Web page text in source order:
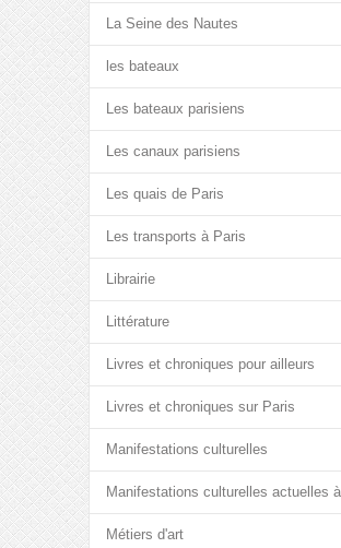
La Seine des Nautes
les bateaux
Les bateaux parisiens
Les canaux parisiens
Les quais de Paris
Les transports à Paris
Librairie
Littérature
Livres et chroniques pour ailleurs
Livres et chroniques sur Paris
Manifestations culturelles
Manifestations culturelles actuelles
Métiers d'art